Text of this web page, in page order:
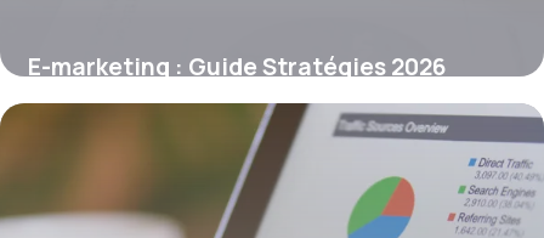
E-marketing : Guide Stratégies 2026
16 juin 2026